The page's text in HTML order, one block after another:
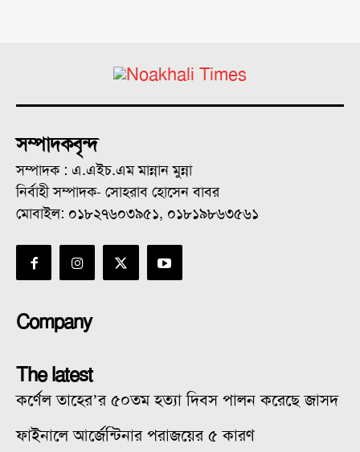
সম্পাদকবৃন্দ
সম্পাদক : এ.এইচ.এম মান্নান মুন্না
নির্বাহী সম্পাদক- সোহরাব হোসেন বাবর
মোবাইল: ০১৮২৭৬০৩৯৫১, ০১৮১৯৮৬৩৫৬১
Company
The latest
কর্ণেল তাহের’র ৫০তম হত্যা দিবস পালন করেছে জাসদ
ফাইনালে আর্জেন্টিনার পরাজয়ের ৫ কারণ